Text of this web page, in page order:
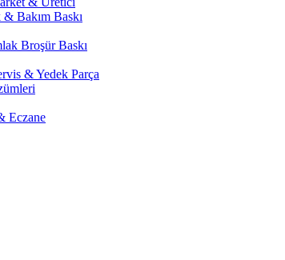
Bakım Baskı
Broşür Baskı
& Yedek Parça
Eczane